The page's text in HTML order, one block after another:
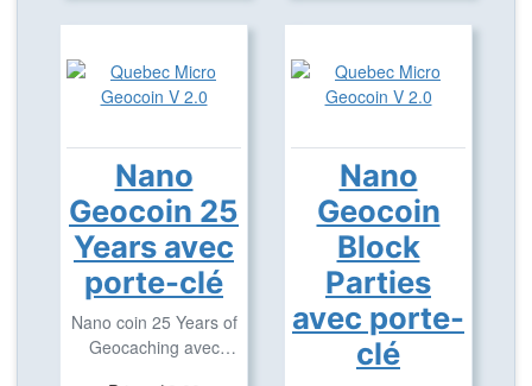
Nano
Geocoin 25
Years avec
porte-clé
Nano coin 25 Years of
Geocaching avec
Nano
Geocoin
Block
Parties
avec porte-
clé